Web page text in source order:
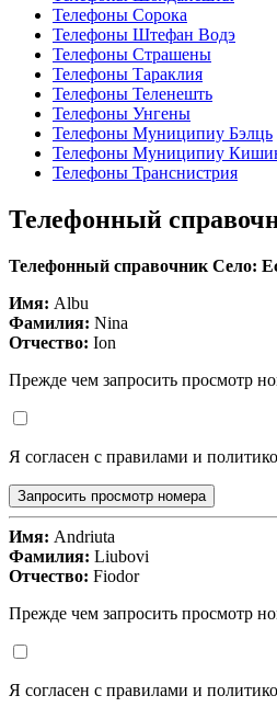
Телефоны Сорока
Телефоны Штефан Водэ
Телефоны Страшены
Телефоны Тараклия
Телефоны Теленешть
Телефоны Унгены
Телефоны Муниципиу Бэлць
Телефоны Муниципиу
Телефоны Транснистрия
Телефонный
Телефонный справочник Село:
Имя: Albu
Фамилия: Nina
Отчество: Ion
Прежде чем запросить просмотр
Я согласен с правилами и
Запросить просмотр номера
Имя: Andriuta
Фамилия: Liubovi
Отчество: Fiodor
Прежде чем запросить просмотр
Я согласен с правилами и